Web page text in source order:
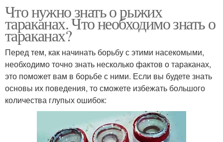
Что нужно знать о рыжих
тараканах. Что необходимо знать о
тараканах?
Перед тем, как начинать борьбу с этими насекомыми,
необходимо точно знать несколько фактов о тараканах,
это поможет вам в борьбе с ними. Если вы будете знать
основы их поведения, то сможете избежать большого
количества глупых ошибок: